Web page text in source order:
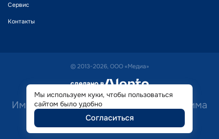
Сервис
Контакты
© 2013-2026, ООО «Медиа»
сделано в alente
Имеются противопоказания. Необходима
консультация специалиста.
Мы используем куки, чтобы пользоваться
сайтом было удобно
Согласиться